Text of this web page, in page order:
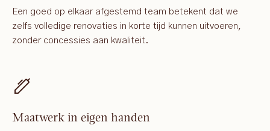
Een goed op elkaar afgestemd team betekent dat we
zelfs volledige renovaties in korte tijd kunnen uitvoeren,
zonder concessies aan kwaliteit.
Maatwerk in eigen handen